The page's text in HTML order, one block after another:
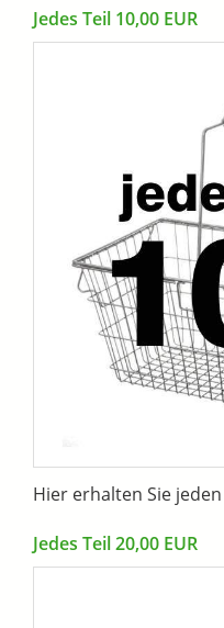
Jedes Teil 10,00 EUR
Hier erhalten Sie
Jedes Teil 20,00 EUR